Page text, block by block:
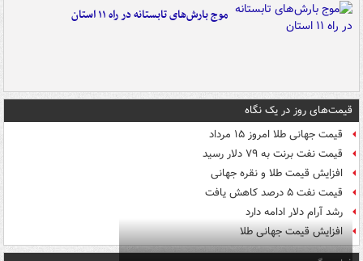
موج بارش‌های تابستانه در راه ۱۱ استان
قیمت‌های روز در یک نگاه
قیمت جهانی طلا امروز ۱۵ مرداد
قیمت نفت برنت به ۷۹ دلار رسید
افزایش قیمت طلا و نقره جهانی
قیمت نفت ۵ درصد کاهش یافت
رشد آرام دلار ادامه دارد
افزایش قیمت جهانی طلا